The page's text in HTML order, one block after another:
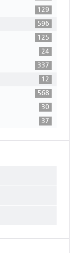
129
596
125
24
337
12
568
30
37